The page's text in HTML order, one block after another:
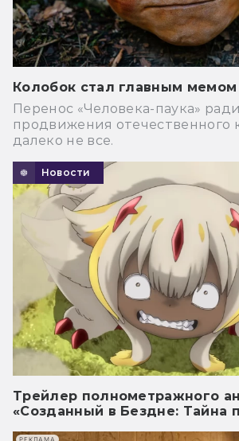
Колобок стал главным мемом
Перенос «Человека-паука» ради
продвижения отечественного
далеко не все.
Новости
Трейлер полнометражного
«Созданный в Бездне: Тайна